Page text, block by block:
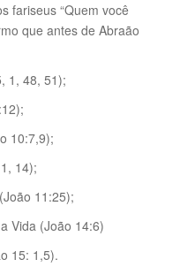
fariseus “Quem você
que antes de Abraão
1, 48, 51);
10:7,9);
14);
11:25);
Vida (João 14:6)
15: 1,5).